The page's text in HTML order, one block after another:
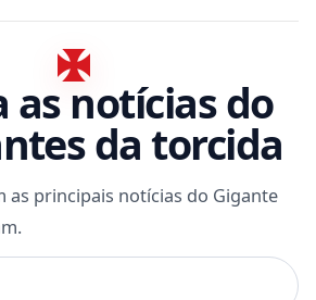
as notícias do
da torcida
as principais notícias do Gigante